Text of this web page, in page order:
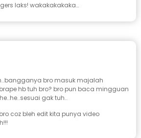
laks! wakakakakaka…
bro masuk majalah
hb tuh bro? bro pun baca mingguan
gak tuh..
coz bleh edit kita punya video